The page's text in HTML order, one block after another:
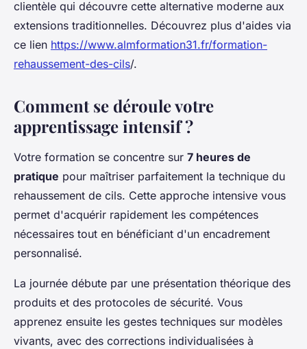
clientèle qui découvre cette alternative moderne aux
extensions traditionnelles. Découvrez plus d'aides via
ce lien https://www.almformation31.fr/formation-
rehaussement-des-cils/.
Comment se déroule votre
apprentissage intensif ?
Votre formation se concentre sur 7 heures de
pratique pour maîtriser parfaitement la technique du
rehaussement de cils. Cette approche intensive vous
permet d'acquérir rapidement les compétences
nécessaires tout en bénéficiant d'un encadrement
personnalisé.
La journée débute par une présentation théorique des
produits et des protocoles de sécurité. Vous
apprenez ensuite les gestes techniques sur modèles
vivants, avec des corrections individualisées à